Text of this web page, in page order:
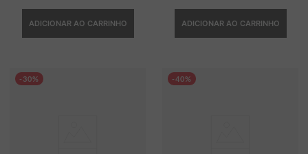
ADICIONAR AO CARRINHO ADICIONAR AO CARRINHO
-30% -40%